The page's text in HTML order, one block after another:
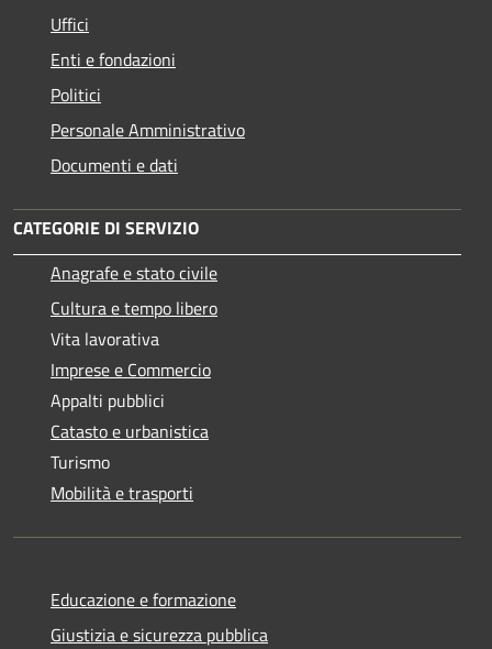
Uffici
Enti e fondazioni
Politici
Personale Amministrativo
Documenti e dati
CATEGORIE DI SERVIZIO
Anagrafe e stato civile
Cultura e tempo libero
Vita lavorativa
Imprese e Commercio
Appalti pubblici
Catasto e urbanistica
Turismo
Mobilità e trasporti
Educazione e formazione
Giustizia e sicurezza pubblica